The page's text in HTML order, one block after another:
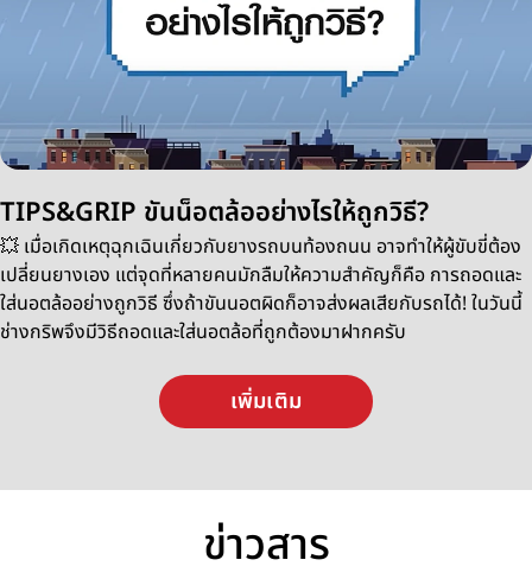
TIPS&GRIP ขันน็อตล้ออย่างไรให้ถูกวิธี?
💥 เมื่อเกิดเหตุฉุกเฉินเกี่ยวกับยางรถบนท้องถนน อาจทำให้ผู้ขับขี่ต้อง
เปลี่ยนยางเอง แต่จุดที่หลายคนมักลืมให้ความสำคัญก็คือ การถอดและ
ใส่นอตล้ออย่างถูกวิธี ซึ่งถ้าขันนอตผิดก็อาจส่งผลเสียกับรถได้! ในวันนี้
ช่างกริพจึงมีวิธีถอดและใส่นอตล้อที่ถูกต้องมาฝากครับ
เพิ่มเติม
ข่าวสาร